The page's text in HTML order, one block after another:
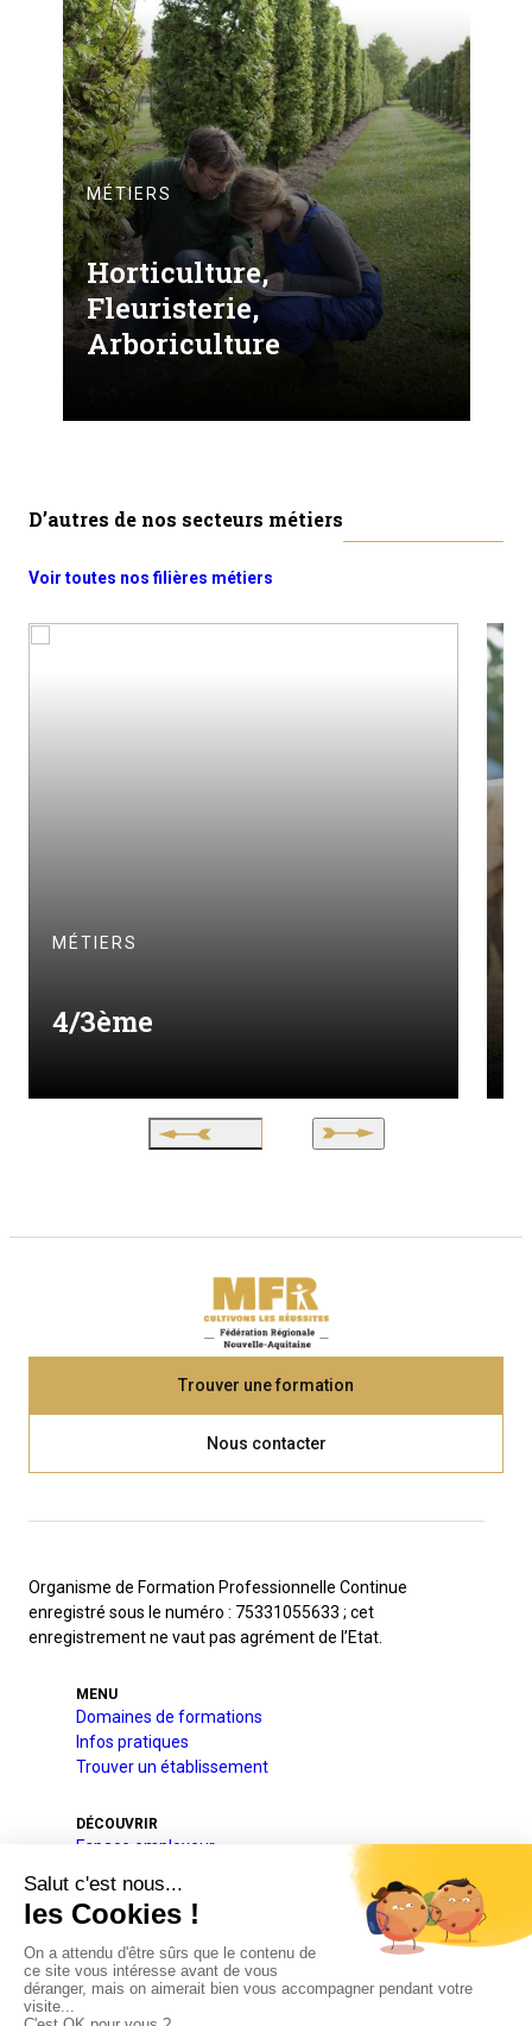
MÉTIERS
Horticulture,
Fleuristerie,
Arboriculture
D’autres de nos secteurs métiers
Voir toutes nos filières métiers
MÉTIERS
4/3ème
Trouver une formation
Nous contacter
Organisme de Formation Professionnelle Continue
enregistré sous le numéro : 75331055633 ; cet
enregistrement ne vaut pas agrément de l’Etat.
MENU
Domaines de formations
Infos pratiques
Trouver un établissement
DÉCOUVRIR
Espace employeur
Projets pédagogique et éducatif
Qui sommes-nous
Nos partenaires
Actualités